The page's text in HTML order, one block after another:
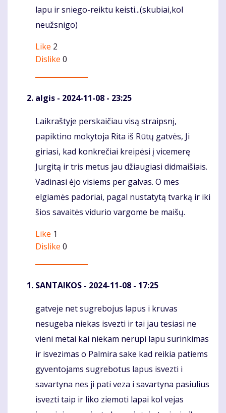
lapu ir sniego-reiktu keisti...(skubiai,kol
neužsnigo)
Like 2
Dislike 0
algis - 2024-11-08 - 23:25
Komentaras
Laikraštyje perskaičiau visą straipsnį,
papiktino mokytoja Rita iš Rūtų gatvės, Ji
giriasi, kad konkrečiai kreipėsi į vicemerę
Jurgitą ir tris metus jau džiaugiasi didmaišiais.
Vadinasi ėjo visiems per galvas. O mes
elgiamės padoriai, pagal nustatytą tvarką ir iki
šios savaitės vidurio vargome be maišų.
Like 1
Dislike 0
SANTAIKOS - 2024-11-08 - 17:25
Komentaras
gatveje net sugrebojus lapus i kruvas
nesugeba niekas isvezti ir tai jau tesiasi ne
vieni metai kai niekam nerupi lapu surinkimas
ir isvezimas o Palmira sake kad reikia patiems
gyventojams sugrebotus lapus isvezti i
savartyna nes ji pati veza i savartyna pasiulius
isvezti taip ir liko ziemoti lapai kol vejas